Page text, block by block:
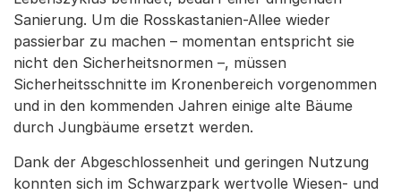
Sanierung. Um die Rosskastanien-Allee wieder
passierbar zu machen – momentan entspricht sie
nicht den Sicherheitsnormen –, müssen
Sicherheitsschnitte im Kronenbereich vorgenommen
und in den kommenden Jahren einige alte Bäume
durch Jungbäume ersetzt werden.
Dank der Abgeschlossenheit und geringen Nutzung
konnten sich im Schwarzpark wertvolle Wiesen- und